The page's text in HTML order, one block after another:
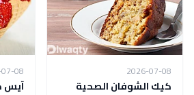
2026-07-08
كيك الشوفان الصحية
08
آيس